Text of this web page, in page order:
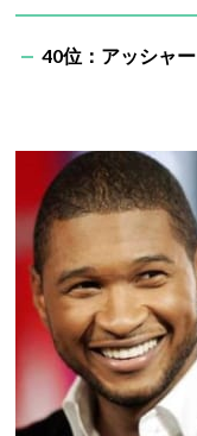
40位：アッシャー